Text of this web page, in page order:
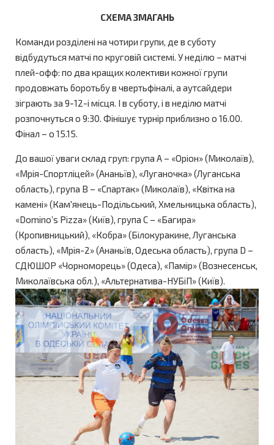
СХЕМА ЗМАГАНЬ
Команди розділені на чотири групи, де в суботу
відбудуться матчі по круговій системі. У неділю – матчі
плей-офф: по два кращих колективи кожної групи
продовжать боротьбу в чвертьфіналі, а аутсайдери
зіграють за 9-12-і місця. І в суботу, і в неділю матчі
розпочнуться о 9:30. Фінішує турнір приблизно о 16.00.
Фінал – о 15.15.
До вашої уваги склад груп: група А – «Оріон» (Миколаїв),
«Мрія-Спортліцей» (Ананьїв), «Луганочка» (Луганська
область), група В – «Спартак» (Миколаїв), «Квітка на
камені» (Кам'янець-Подільський, Хмельницька область),
«Domino’s Pizza» (Київ), група С – «Багира»
(Кропивницький), «Кобра» (Білокуракине, Луганська
область), «Мрія-2» (Ананьїв, Одеська область), група D –
СДЮШОР «Чорноморець» (Одеса), «Памір» (Вознесенськ,
Миколаївська обл.), «Альтернатива-НУБіП» (Київ).